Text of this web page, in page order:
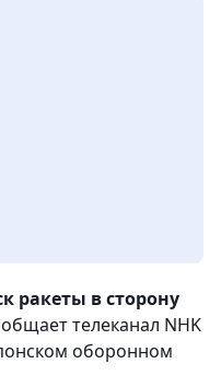
ракеты в сторону
телеканал NHK
оборонном